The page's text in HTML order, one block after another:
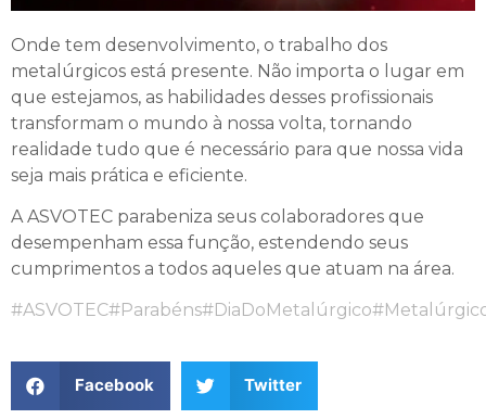
Onde tem desenvolvimento, o trabalho dos
metalúrgicos está presente. Não importa o lugar em
que estejamos, as habilidades desses profissionais
transformam o mundo à nossa volta, tornando
realidade tudo que é necessário para que nossa vida
seja mais prática e eficiente.
A ASVOTEC parabeniza seus colaboradores que
desempenham essa função, estendendo seus
cumprimentos a todos aqueles que atuam na área.
#ASVOTEC#Parabéns#DiaDoMetalúrgico
Facebook Twitter